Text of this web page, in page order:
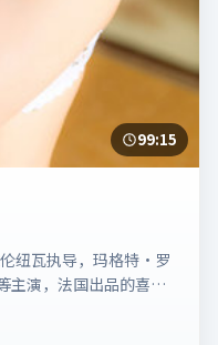
99:15
纽瓦执导，玛格特·罗
演，法国出品的喜剧
得当。剧情简介与主
资料为准。